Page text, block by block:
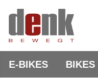
E-BIKES BIKES